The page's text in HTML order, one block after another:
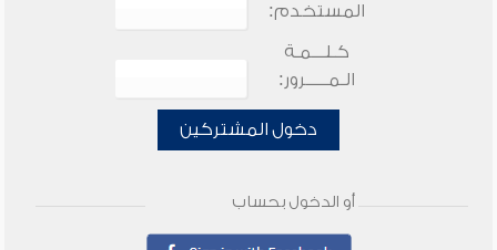
المستخدم:
كـلـــمـة
الـمـــــرور:
دخول المشتركين
أو الدخول بحساب